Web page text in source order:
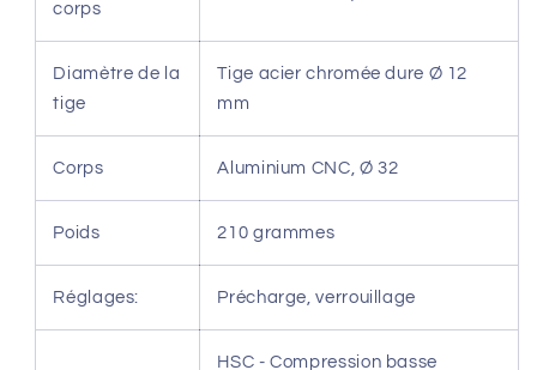
corps
Diamètre de la
tige
Tige acier chromée dure Ø 12
mm
Corps Aluminium CNC, Ø 32
Poids 210 grammes
Réglages: Précharge, verrouillage
HSC - Compression basse